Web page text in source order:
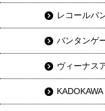
レコールバ
バンタンゲ
ヴィーナス